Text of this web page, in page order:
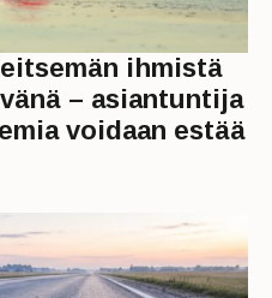
ihmistä
– asiantuntija
voidaan estää